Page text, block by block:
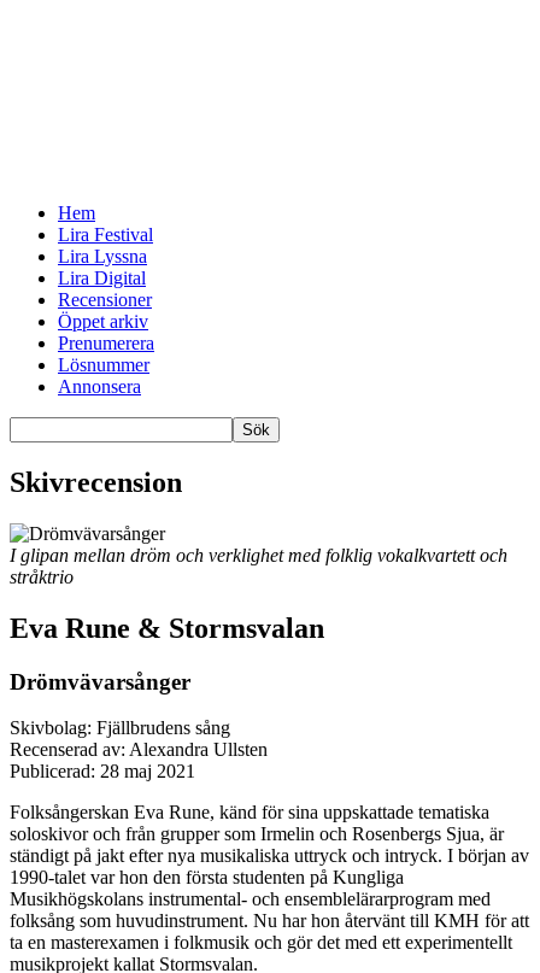
Hem
Lira Festival
Lira Lyssna
Lira Digital
Recensioner
Öppet arkiv
Prenumerera
Lösnummer
Annonsera
Skivrecension
I glipan mellan dröm och verklighet med folklig vokalkvartett och
stråktrio
Eva Rune & Stormsvalan
Drömvävarsånger
Skivbolag: Fjällbrudens sång
Recenserad av: Alexandra Ullsten
Publicerad: 28 maj 2021
Folksångerskan Eva Rune, känd för sina uppskattade tematiska
soloskivor och från grupper som Irmelin och Rosenbergs Sjua, är
ständigt på jakt efter nya musikaliska uttryck och intryck. I början av
1990-talet var hon den första studenten på Kungliga
Musikhögskolans instrumental- och ensemblelärarprogram med
folksång som huvudinstrument. Nu har hon återvänt till KMH för att
ta en masterexamen i folkmusik och gör det med ett experimentellt
musikprojekt kallat Stormsvalan.